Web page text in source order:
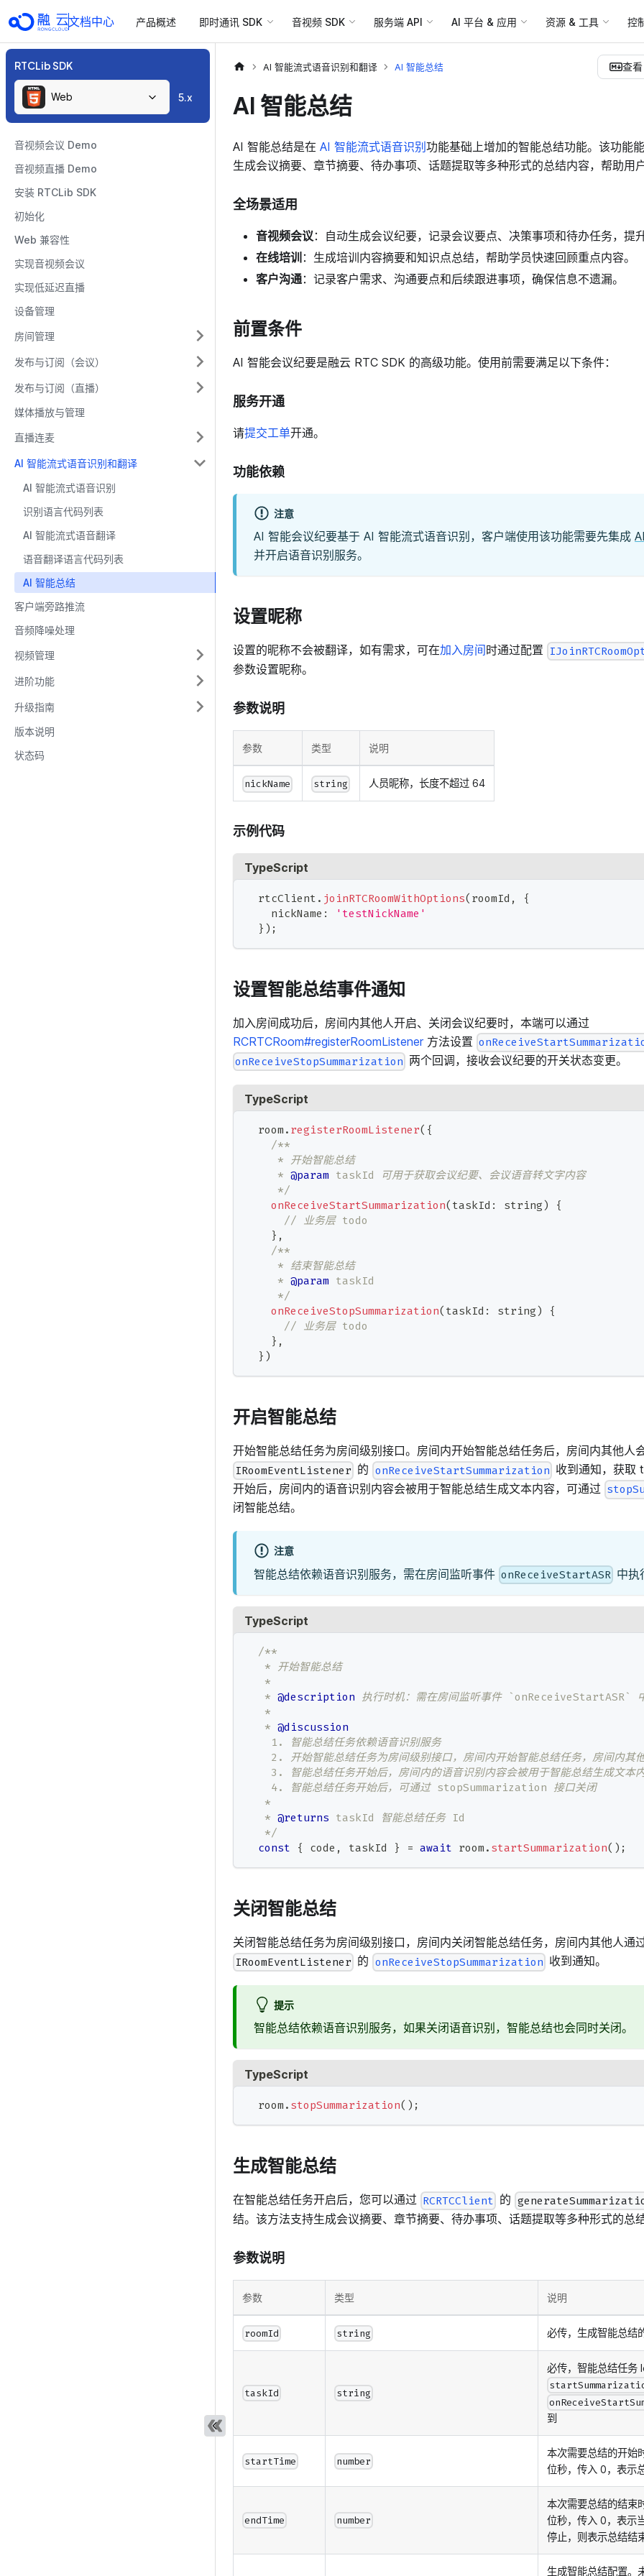
文档中心 产品概述 即时通讯 SDK 音视频 SDK 服务端 API AI 平台 & 应用 资源 & 工具 控
RTCLib SDK
Web 5.x
音视频会议 Demo
音视频直播 Demo
安装 RTCLib SDK
初始化
Web 兼容性
实现音视频会议
实现低延迟直播
设备管理
房间管理
发布与订阅（会议）
发布与订阅（直播）
媒体播放与管理
直播连麦
AI 智能流式语音识别和翻译
AI 智能流式语音识别
识别语言代码列表
AI 智能流式语音翻译
语音翻译语言代码列表
AI 智能总结
客户端旁路推流
音频降噪处理
视频管理
进阶功能
升级指南
版本说明
状态码
AI 智能流式语音识别和翻译 AI 智能总结 查
AI 智能总结
AI 智能总结是在 AI 智能流式语音识别 功能基础上增加的智能总结功能。该功能
生成会议摘要、章节摘要、待办事项、话题提取等多种形式的总结内容，帮助用
全场景适用
音视频会议：自动生成会议纪要，记录会议要点、决策事项和待办任务，提
在线培训 ：生成培训内容摘要和知识点总结，帮助学员快速回顾重点内容。
客户沟通：记录客户需求、沟通要点和后续跟进事项，确保信息不遗漏。
前置条件
AI 智能会议纪要是融云 RTC SDK 的高级功能。使用前需要满足以下条件：
服务开通
请提交工单开通。
功能依赖
注意
AI 智能会议纪要基于 AI 智能流式语音识别，客户端使用该功能需要先集成
并开启语音识别服务。
设置昵称
设置的昵称不会被翻译，如有需求，可在加入房间时通过配置
参数设置昵称。
参数说明
参数 类型 说明
nickName string 人员昵称，长度不超过 64
示例代码
TypeScript
  rtcClient
. joinRTCRoomWithOptions( roomId ,
{
    nickName
:
'testNickName'
} ) ;
设置智能总结事件通知
加入房间成功后，房间内其他人开启、关闭会议纪要时，本端可以通过
RCRTCRoom#registerRoomListener方法设置
onReceiveStopSummarization 两个回调，接收会议纪要的开关状态变更。
TypeScript
  room
. registerRoomListener( {
/**
     * 开始智能总结
     *
@param taskId 可用于获取会议纪要、会议语音转文字内容
     */
onReceiveStartSummarization( taskId : string)
{
// 业务层 todo
} ,
/**
     * 结束智能总结
     *
@param taskId
     */
onReceiveStopSummarization( taskId : string)
{
// 业务层 todo
} ,
} )
开启智能总结
开始智能总结任务为房间级别接口。房间内开始智能总结任务后，房间内其他人
IRoomEventListener 的 onReceiveStartSummarization 收到通知，获取
开始后，房间内的语音识别内容会被用于智能总结生成文本内容，可通过
闭智能总结。
注意
智能总结依赖语音识别服务，需在房间监听事件 onReceiveStartASR 中执
TypeScript
/**
   * 开始智能总结
   *
   *
@description 执行时机：需在房间监听事件 `onReceiveStartASR`
   *
   *
@discussion
    1. 智能总结任务依赖语音识别服务
2. 开始智能总结任务为房间级别接口，房间内开始智能总结任务，房
3. 智能总结任务开始后，房间内的语音识别内容会被用于智能总结生成文本
    4. 智能总结任务开始后，可通过 stopSummarization 接口关闭
   *
   *
@returns taskId 智能总结任务 Id
   */
const { code , taskId } = await room . startSummarization( ) ;
关闭智能总结
关闭智能总结任务为房间级别接口，房间内关闭智能总结任务，房间内其他人通
IRoomEventListener 的 onReceiveStopSummarization 收到通知。
提示
智能总结依赖语音识别服务，如果关闭语音识别，智能总结也会同时关闭。
TypeScript
  room
. stopSummarization( ) ;
生成智能总结
在智能总结任务开启后，您可以通过 RCRTCClient 的
结。该方法支持生成会议摘要、章节摘要、待办事项、话题提取等多种形式的总
参数说明
参数 类型 说明
roomId string 必传，生成智能总结
taskId string
必传，智能总结任务
到
startTime number
本次需要总结的开始
位秒，传入 0，表示
endTime number
本次需要总结的结束
位秒，传入 0，表示
停止，则表示总结结
生成智能总结配置。